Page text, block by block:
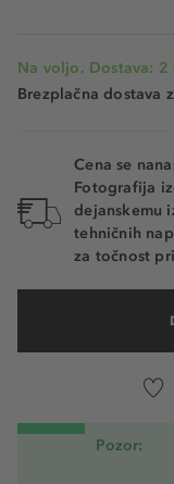
Na voljo. Dostava:
Brezplačna dostava
Cena se
Fotografija
dejanskemu
tehničnih
za točnost
Pozor: